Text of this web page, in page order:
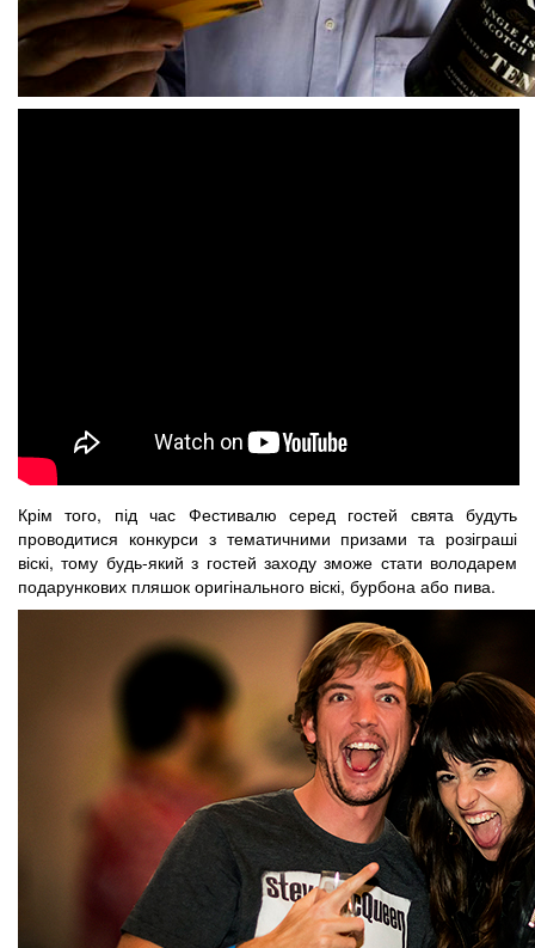
Крім того, під час Фестивалю серед гостей свята будуть
проводитися конкурси з тематичними призами та розіграші
віскі, тому будь-який з гостей заходу зможе стати володарем
подарункових пляшок оригінального віскі, бурбона або пива.